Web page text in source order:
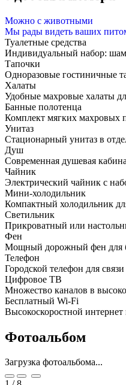
Можно с животными
Мы рады видеть ваших
Туалетные средства
Индивидуальный набор:
Тапочки
Одноразовые гостиничные
Халаты
Удобные махровые халаты
Банные полотенца
Комплект мягких махровых
Унитаз
Стационарный унитаз в
Душ
Современная душевая
Чайник
Электрический чайник с
Мини-холодильник
Компактный холодильник
Светильник
Прикроватный или
Фен
Мощный дорожный фен для
Телефон
Городской телефон для
Цифровое ТВ
Множество каналов в
Бесплатный Wi-Fi
Высокоскоростной интернет
Фотоальбом
Загрузка фотоальбома...